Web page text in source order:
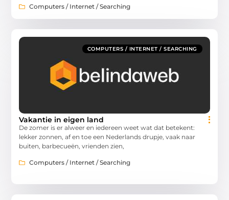
Computers / Internet / Searching
COMPUTERS / INTERNET / SEARCHING
Vakantie in eigen land
De zomer is er alweer en iedereen weet wat dat betekent:
lekker zonnen, af en toe een Nederlands drupje, vaak naar
buiten, barbecueën, vrienden zien,
Computers / Internet / Searching